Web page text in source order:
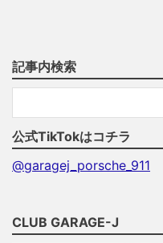
記事内検索
公式TikTokはコチラ
@garagej_porsche_911
CLUB GARAGE-J